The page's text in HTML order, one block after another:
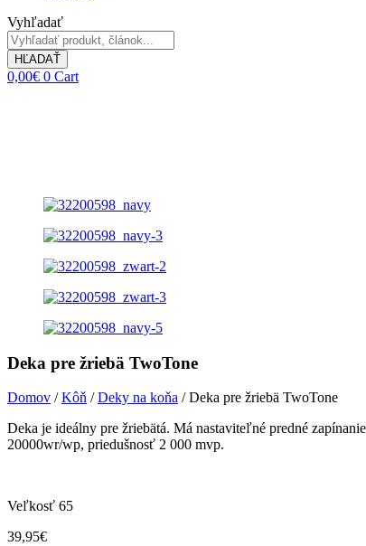
Vyhľadať
HĽADAŤ
0,00€ 0 Cart
Deka pre žriebä TwoTone
Domov /Kôň /Deky na koňa / Deka pre žriebä TwoTone
Deka je ideálny pre žriebätá. Má nastaviteľné predné
20000wr/wp, priedušnosť 2 000 mvp.
Veľkosť 65
39,95€